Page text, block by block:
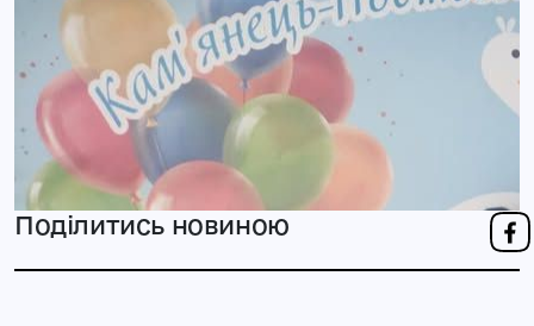
Поділитись новиною